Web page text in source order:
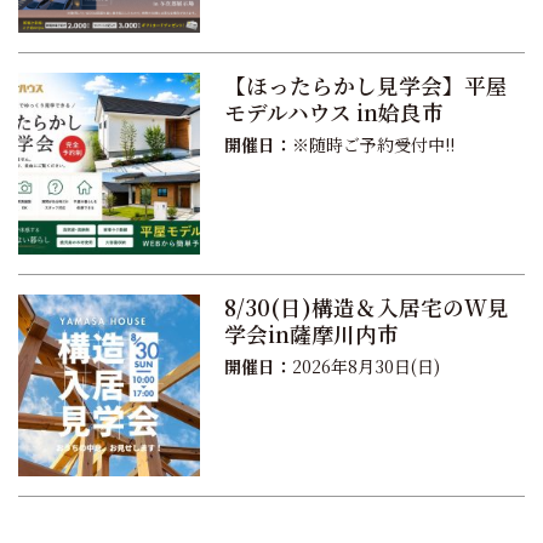
【ほったらかし見学会】平屋
モデルハウス in姶良市
開催日： ※随時ご予約受付中!!
8/30(日)構造＆入居宅のW見
学会in薩摩川内市
開催日： 2026年8月30日(日)